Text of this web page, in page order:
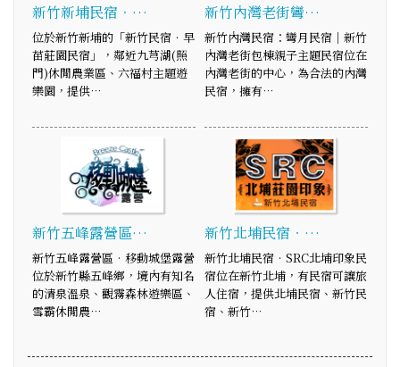
新竹新埔民宿．…
位於新竹新埔的「新竹民宿．早
苗莊園民宿」，鄰近九芎湖(照
門)休閒農業區、六福村主題遊
樂園，提供…
新竹內灣老街彎…
新竹內灣民宿：彎月民宿｜新竹
內灣老街包棟親子主題民宿位在
內灣老街的中心，為合法的內灣
民宿，擁有…
新竹五峰露營區…
新竹五峰露營區‧移動城堡露營
位於新竹縣五峰鄉，境內有知名
的清泉溫泉、觀霧森林遊樂區、
雪霸休閒農…
新竹北埔民宿‧…
新竹北埔民宿‧SRC北埔印象民
宿位在新竹北埔，有民宿可讓旅
人住宿，提供北埔民宿、新竹民
宿、新竹…